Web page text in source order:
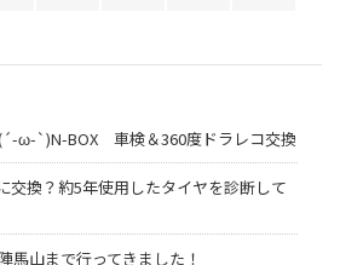
ω-`)N-BOX 車検＆360度ドラレコ交換
交換？約5年使用したタイヤを診断して
馬山まで行ってきました！